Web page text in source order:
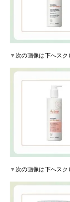
▼次の画像は下へス
▼次の画像は下へス